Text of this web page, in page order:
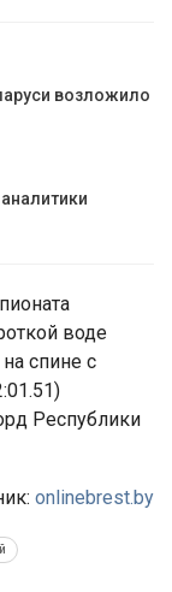
возложило
воде
спине с
Республики
onlinebrest.by